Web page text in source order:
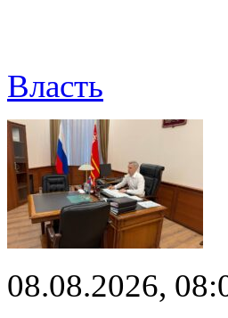
Власть
08.08.2026,